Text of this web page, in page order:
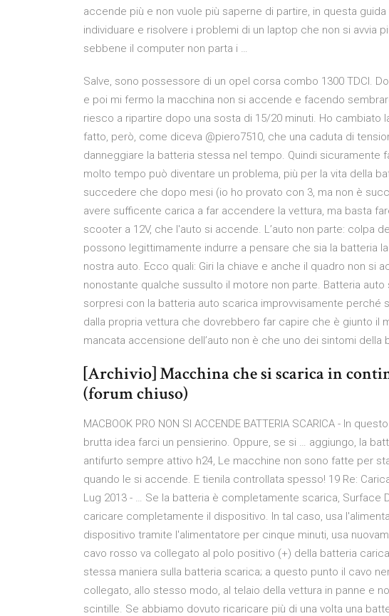
accende più e non vuole più saperne di partire, in questa
individuare e risolvere i problemi di un laptop che non si avvia
sebbene il computer non parta i …
Salve, sono possessore di un opel corsa combo 1300 TDCI.
e poi mi fermo la macchina non si accende e facendo
riesco a ripartire dopo una sosta di 15/20 minuti. Ho cambiato
fatto, però, come diceva @piero7510, che una caduta di
danneggiare la batteria stessa nel tempo. Quindi sicuramente
molto tempo può diventare un problema, più per la vita della
succedere che dopo mesi (io ho provato con 3, ma non è
avere sufficente carica a far accendere la vettura, ma basta
scooter a 12V, che l'auto si accende. L’auto non parte: colpa
possono legittimamente indurre a pensare che sia la batteria
nostra auto. Ecco quali: Giri la chiave e anche il quadro non si
nonostante qualche sussulto il motore non parte. Batteria
sorpresi con la batteria auto scarica improvvisamente perché
dalla propria vettura che dovrebbero far capire che è giunto il
mancata accensione dell’auto non è che uno dei sintomi della
[Archivio] Macchina che si scarica in
(forum chiuso)
MACBOOK PRO NON SI ACCENDE BATTERIA SCARICA - In
brutta idea farci un pensierino. Oppure, se si … aggiungo, la
antifurto sempre attivo h24, Le macchine non sono fatte per
quando le si accende. E tienila controllata spesso! 19 Re:
Lug 2013 - … Se la batteria è completamente scarica, Surface
caricare completamente il dispositivo. In tal caso, usa
dispositivo tramite l'alimentatore per cinque minuti, usa
cavo rosso va collegato al polo positivo (+) della batteria
stessa maniera sulla batteria scarica; a questo punto il cavo
collegato, allo stesso modo, al telaio della vettura in panne e
scintille. Se abbiamo dovuto ricaricare più di una volta una